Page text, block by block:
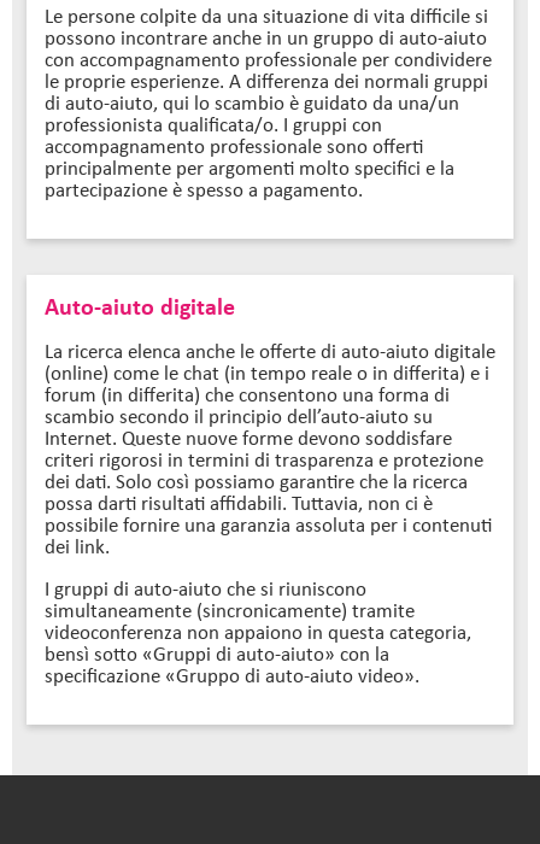
Le persone colpite da una situazione di vita difficile si
possono incontrare anche in un gruppo di auto-aiuto
con accompagnamento professionale per condividere
le proprie esperienze. A differenza dei normali gruppi
di auto-aiuto, qui lo scambio è guidato da una/un
professionista qualificata/o. I gruppi con
accompagnamento professionale sono offerti
principalmente per argomenti molto specifici e la
partecipazione è spesso a pagamento.
Auto-aiuto digitale
La ricerca elenca anche le offerte di auto-aiuto digitale
(online) come le chat (in tempo reale o in differita) e i
forum (in differita) che consentono una forma di
scambio secondo il principio dell’auto-aiuto su
Internet. Queste nuove forme devono soddisfare
criteri rigorosi in termini di trasparenza e protezione
dei dati. Solo così possiamo garantire che la ricerca
possa darti risultati affidabili. Tuttavia, non ci è
possibile fornire una garanzia assoluta per i contenuti
dei link.
I gruppi di auto-aiuto che si riuniscono
simultaneamente (sincronicamente) tramite
videoconferenza non appaiono in questa categoria,
bensì sotto «Gruppi di auto-aiuto» con la
specificazione «Gruppo di auto-aiuto video».